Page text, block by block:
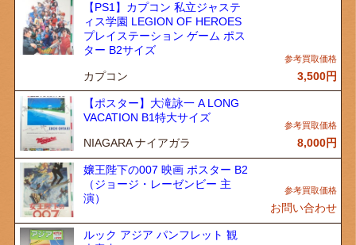
【PS1】カプコン 私立ジャステ
ィス学園 LEGION OF HEROES
プレイステーション ゲーム ポス
ター B2サイズ
カプコン 3,500円
【ポスター】大滝詠一 A LONG
VACATION B1特大サイズ
NIAGARA ナイアガラ 8,000円
嬢王陛下の007 映画 ポスター B2
（ジョージ・レーゼンビー 主
演）
お問い合わせ
ルック アジア パンフレット 観